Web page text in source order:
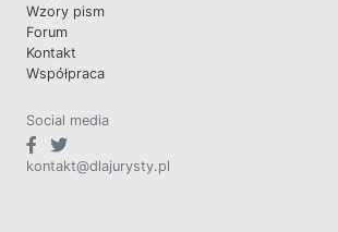
Wzory pism
Forum
Kontakt
Współpraca
Social media
kontakt@dlajurysty.pl